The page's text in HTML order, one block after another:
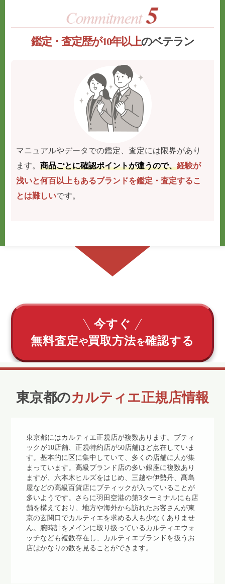
鑑定・査定歴が10年以上のベテラン
マニュアルやデータでの鑑定、査定には限界があり
ます。商品ごとに確認ポイントが違うので、経験が
浅いと何百以上もあるブランドを鑑定・査定するこ
とは難しいです。
今すぐ
無料査定や買取方法を確認する
東京都のカルティエ正規店情報
東京都にはカルティエ正規店が複数あります。ブティ
ックが10店舗、正規特約店が50店舗ほど点在していま
す。基本的に区に集中していて、多くの店舗に人が集
まっています。高級ブランド店の多い銀座に複数あり
ますが、六本木ヒルズをはじめ、三越や伊勢丹、髙島
屋などの高級百貨店にブティックが入っていることが
多いようです。さらに羽田空港の第3ターミナルにも店
舗を構えており、地方や海外から訪れたお客さんが東
京の玄関口でカルティエを求める人も少なくありませ
ん。腕時計をメインに取り扱っているカルティエウォ
ッチなども複数存在し、カルティエブランドを扱うお
店はかなりの数を見ることができます。